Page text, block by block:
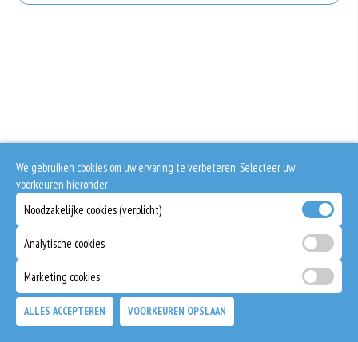
We gebruiken cookies om uw ervaring te verbeteren. Selecteer uw
voorkeuren hieronder
Noodzakelijke cookies (verplicht)
Analytische cookies
Marketing cookies
ALLES ACCEPTEREN VOORKEUREN OPSLAAN